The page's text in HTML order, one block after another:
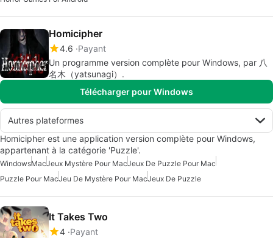
Homicipher
4.6 Payant
Un programme version complète pour Windows, par 八
名木（yatsunagi）.
Télécharger pour Windows
Autres plateformes
Homicipher est une application version complète pour Windows,
appartenant à la catégorie 'Puzzle'.
WindowsMacJeux Mystère Pour MacJeux De Puzzle Pour Mac
Puzzle Pour MacJeu De Mystère Pour MacJeux De Puzzle
It Takes Two
4 Payant